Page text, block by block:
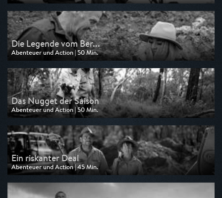
Ausgestrahlt von Kabel eins Doku
am 31.07.2026, 13:40
Die Legende vom Ber...
Abenteuer und Action | 50 Min.
Ausgestrahlt von Kabel eins Doku
am 31.07.2026, 12:50
Das Nugget der Saison
Abenteuer und Action | 50 Min.
Ausgestrahlt von Kabel eins Doku
am 24.07.2026, 16:10
Ein riskanter Deal
Abenteuer und Action | 45 Min.
Ausgestrahlt von Kabel eins Doku
am 24.07.2026, 15:25